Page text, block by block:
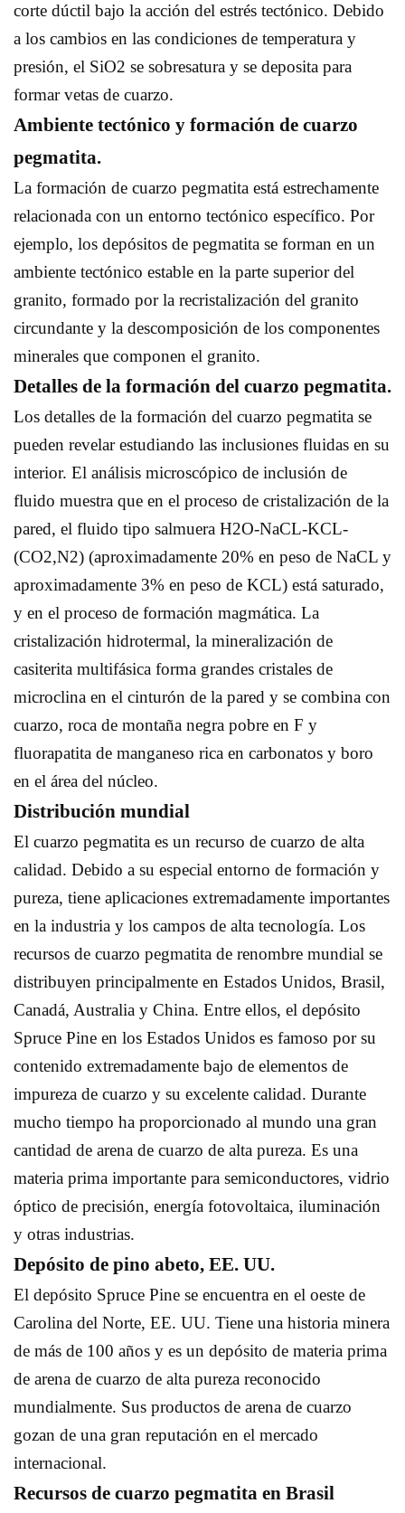
corte dúctil bajo la acción del estrés tectónico. Debido
a los cambios en las condiciones de temperatura y
presión, el SiO2 se sobresatura y se deposita para
formar vetas de cuarzo.
Ambiente tectónico y formación de cuarzo
pegmatita.
La formación de cuarzo pegmatita está estrechamente
relacionada con un entorno tectónico específico. Por
ejemplo, los depósitos de pegmatita se forman en un
ambiente tectónico estable en la parte superior del
granito, formado por la recristalización del granito
circundante y la descomposición de los componentes
minerales que componen el granito.
Detalles de la formación del cuarzo pegmatita.
Los detalles de la formación del cuarzo pegmatita se
pueden revelar estudiando las inclusiones fluidas en su
interior. El análisis microscópico de inclusión de
fluido muestra que en el proceso de cristalización de la
pared, el fluido tipo salmuera H2O-NaCL-KCL-
(CO2,N2) (aproximadamente 20% en peso de NaCL y
aproximadamente 3% en peso de KCL) está saturado,
y en el proceso de formación magmática. La
cristalización hidrotermal, la mineralización de
casiterita multifásica forma grandes cristales de
microclina en el cinturón de la pared y se combina con
cuarzo, roca de montaña negra pobre en F y
fluorapatita de manganeso rica en carbonatos y boro
en el área del núcleo.
Distribución mundial
El cuarzo pegmatita es un recurso de cuarzo de alta
calidad. Debido a su especial entorno de formación y
pureza, tiene aplicaciones extremadamente importantes
en la industria y los campos de alta tecnología. Los
recursos de cuarzo pegmatita de renombre mundial se
distribuyen principalmente en Estados Unidos, Brasil,
Canadá, Australia y China. Entre ellos, el depósito
Spruce Pine en los Estados Unidos es famoso por su
contenido extremadamente bajo de elementos de
impureza de cuarzo y su excelente calidad. Durante
mucho tiempo ha proporcionado al mundo una gran
cantidad de arena de cuarzo de alta pureza. Es una
materia prima importante para semiconductores, vidrio
óptico de precisión, energía fotovoltaica, iluminación
y otras industrias.
Depósito de pino abeto, EE. UU.
El depósito Spruce Pine se encuentra en el oeste de
Carolina del Norte, EE. UU. Tiene una historia minera
de más de 100 años y es un depósito de materia prima
de arena de cuarzo de alta pureza reconocido
mundialmente. Sus productos de arena de cuarzo
gozan de una gran reputación en el mercado
internacional.
Recursos de cuarzo pegmatita en Brasil